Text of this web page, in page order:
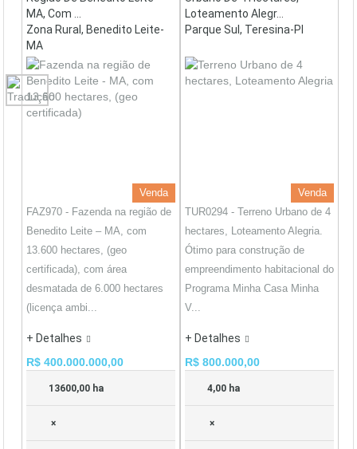
MA, Com ...
Zona Rural, Benedito Leite-
MA
Venda
FAZ970 - Fazenda na região de
Benedito Leite – MA, com
13.600 hectares, (geo
certificada), com área
desmatada de 6.000 hectares
(licença ambi...
+ Detalhes
R$ 400.000.000,00
13600,00 ha
×
Loteamento Alegr...
Parque Sul, Teresina-PI
Venda
TUR0294 - Terreno Urbano de 4
hectares, Loteamento Alegria.
Ótimo para construção de
empreendimento habitacional do
Programa Minha Casa Minha
V...
+ Detalhes
R$ 800.000,00
4,00 ha
×